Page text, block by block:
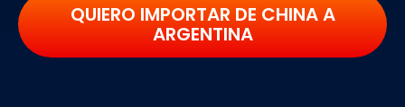
QUIERO IMPORTAR DE CHINA A
ARGENTINA